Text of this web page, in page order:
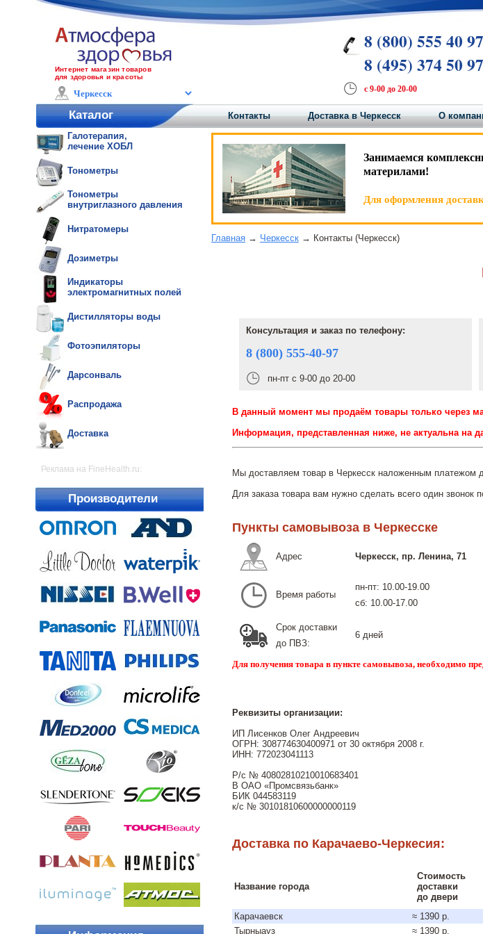
Интернет магазин товаров
для здоровья и красоты
8 (800) 555 40 97
8 (495) 374 50 97
с 9-00 до 20-00
Каталог Контакты Доставка в Черкесск О
Галотерапия,
лечение ХОБЛ
Тонометры
Тонометры
внутриглазного давления
Нитратомеры
Дозиметры
Индикаторы
электромагнитных полей
Дистилляторы воды
Фотоэпиляторы
Дарсонваль
Распродажа
Доставка
Реклама на FineHealth.ru:
Производители
Занимаемся
материлами!
Для оформления
Главная → Черкесск → Контакты (Черкесск)
Консультация и заказ по телефону:
8 (800) 555-40-97
пн-пт с 9-00 до 20-00
В данный момент мы продаём товары только через
Информация, представленная ниже, не актуальна на
Мы доставляем товар в Черкесск наложенным платежом
Для заказа товара вам нужно сделать всего один звонок
Пункты самовывоза в Черкесске
Адрес Черкесск, пр. Ленина, 71
Время работы
пн-пт: 10.00-19.00
сб: 10.00-17.00
Срок доставки
до ПВЗ:
6 дней
Для получения товара в пункте самовывоза, необходимо
Реквизиты организации:
ИП Лисенков Олег Андреевич
ОГРН: 308774630400971 от 30 октября 2008 г.
ИНН: 772023041113
Р/с № 40802810210010683401
В ОАО «Промсвязьбанк»
БИК 044583119
к/с № 30101810600000000119
Доставка по Карачаево-Черкесия:
Название города
Стоимость
доставки
до двери
Карачаевск ≈ 1390 р.
Тырныауз
≈ 1390 р.